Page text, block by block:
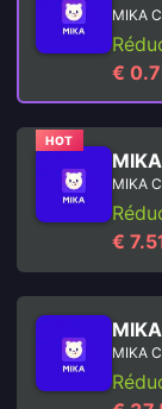
MIKA
€
HOT
MIKA
€
MIKA